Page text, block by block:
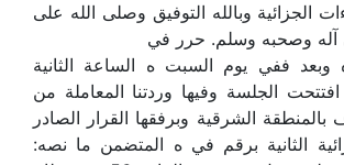
الجزائية وبالله التوفيق وصلى الله على
آله وصحبه وسلم. حرر في
وبعد ففي يوم السبت ه الساعة الثانية
الجلسة وفيها وردتنا المعاملة من
بالمنطقة الشرقية وبرفقها القرار الصادر
الثانية برقم في ه المتضمن ما نصه: